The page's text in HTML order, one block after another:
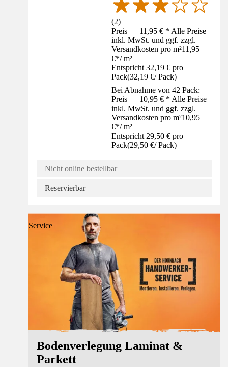
(2)
Preis — 11,95 € * Alle Preise
inkl. MwSt. und ggf. zzgl.
Versandkosten pro m²11,95
€*/ m²
Entspricht 32,19 € pro
Pack(32,19 €/ Pack)
Bei Abnahme von 42 Pack:
Preis — 10,95 € * Alle Preise
inkl. MwSt. und ggf. zzgl.
Versandkosten pro m²10,95
€*/ m²
Entspricht 29,50 € pro
Pack(29,50 €/ Pack)
Nicht online bestellbar
Reservierbar
Service
Bodenverlegung Laminat &
Parkett